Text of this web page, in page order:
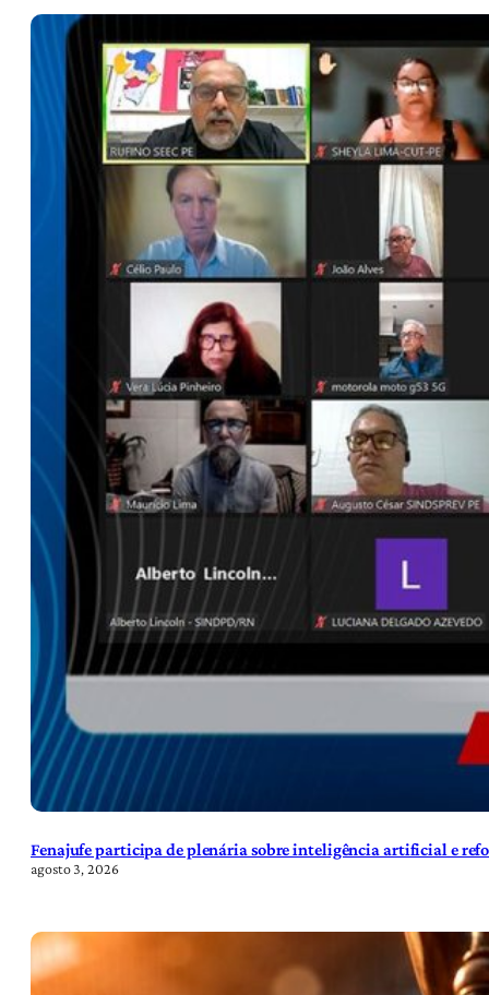
Fenajufe participa de plenária sobre inteligência artificial e
agosto 3, 2026